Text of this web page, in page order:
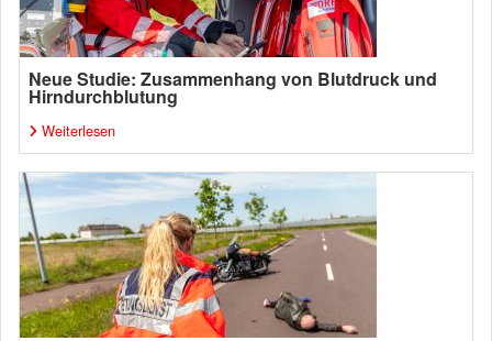
Neue Studie: Zusammenhang von Blutdruck und
Hirndurchblutung
Weiterlesen